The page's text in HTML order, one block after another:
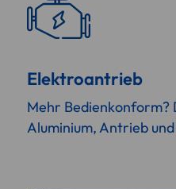
Elektroantrieb
Mehr Bedienkonform?
Aluminium, Antrieb